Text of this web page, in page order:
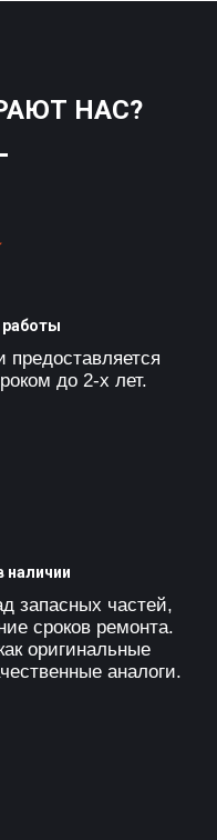
НАС?
работы
предоставляется
до 2-х лет.
наличии
запасных частей,
сроков ремонта.
оригинальные
аналоги.